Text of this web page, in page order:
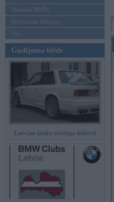
Mēneša BMW
Sērijveida tūnings
Vel...
Gadījuma bilde
Latvijas lauku tūninga šedevri